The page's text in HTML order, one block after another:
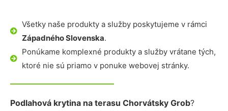
Všetky naše produkty a služby poskytujeme v rámci
Západného Slovenska.
Ponúkame komplexné produkty a služby vrátane tých,
ktoré nie sú priamo v ponuke webovej stránky.
Podlahová krytina na terasu Chorvátsky Grob?